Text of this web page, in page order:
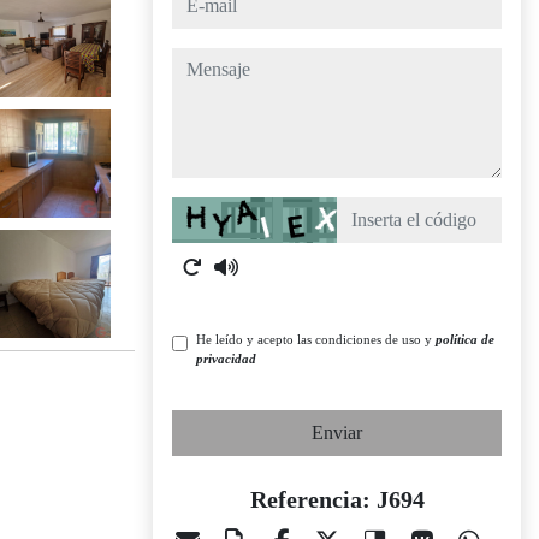
mensaje
Captcha
He leído y acepto las condiciones de uso y política de
privacidad
Enviar
Referencia: J694